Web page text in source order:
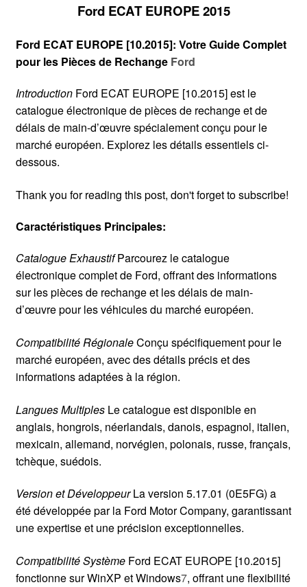
Ford ECAT EUROPE 2015
Ford ECAT EUROPE [10.2015]: Votre Guide Complet
pour les Pièces de Rechange Ford
IntroductionFord ECAT EUROPE [10.2015] est le
catalogue électronique de pièces de rechange et de
délais de main-d’œuvre spécialement conçu pour le
marché européen. Explorez les détails essentiels ci-
dessous.
Thank you for reading this post, don't forget to subscribe!
Caractéristiques Principales:
Catalogue ExhaustifParcourez le catalogue
électronique complet de Ford, offrant des informations
sur les pièces de rechange et les délais de main-
d’œuvre pour les véhicules du marché européen.
Compatibilité RégionaleConçu spécifiquement pour le
marché européen, avec des détails précis et des
informations adaptées à la région.
Langues MultiplesLe catalogue est disponible en
anglais, hongrois, néerlandais, danois, espagnol, italien,
mexicain, allemand, norvégien, polonais, russe, français,
tchèque, suédois.
Version et DéveloppeurLa version 5.17.01 (0E5FG) a
été développée par la Ford Motor Company, garantissant
une expertise et une précision exceptionnelles.
Compatibilité SystèmeFord ECAT EUROPE [10.2015]
fonctionne sur WinXP et Windows7, offrant une flexibilité